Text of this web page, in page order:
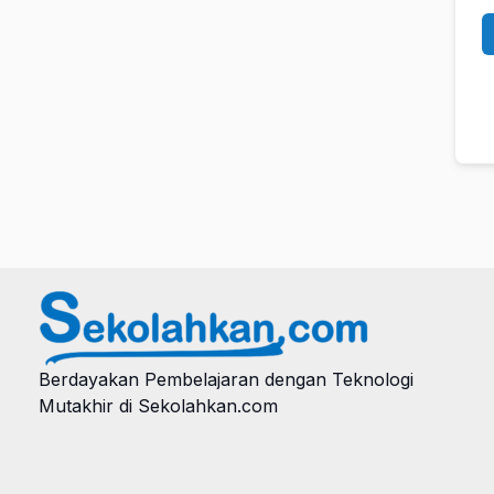
Berdayakan Pembelajaran dengan Teknologi
Mutakhir di Sekolahkan.com